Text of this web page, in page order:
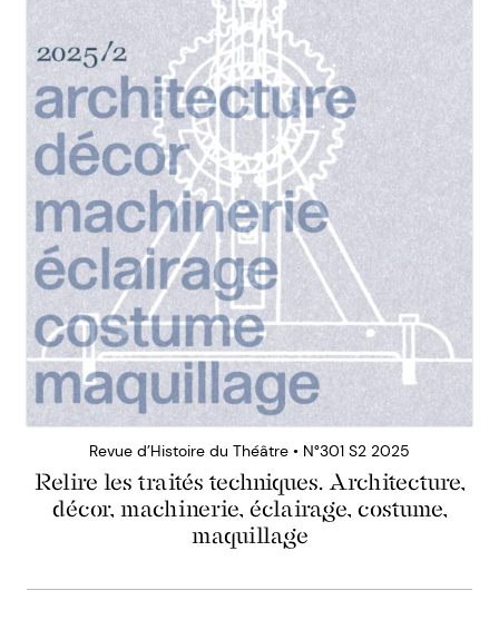
Revue d’Histoire du Théâtre • N°301 S2 2025
Relire les traités techniques. Architecture,
décor, machinerie, éclairage, costume,
maquillage